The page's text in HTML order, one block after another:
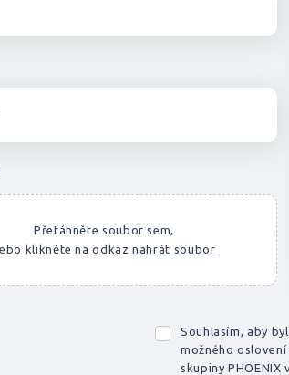
Přetáhněte soubor sem,
klikněte na odkaznahrát soubor
Souhlasím, aby
možného
skupiny PHOENIX